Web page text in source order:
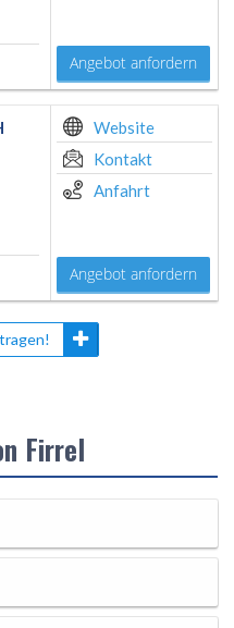
Angebot anfordern
Website
Kontakt
Anfahrt
Angebot anfordern
Firrel